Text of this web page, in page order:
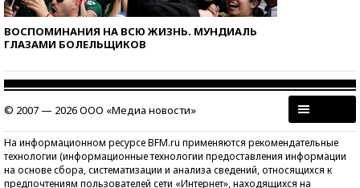
ВОСПОМИНАНИЯ НА ВСЮ ЖИЗНЬ. МУНДИАЛЬ
ГЛАЗАМИ БОЛЕЛЬЩИКОВ
© 2007 — 2026 ООО «Медиа новости»
На информационном ресурсе BFM.ru применяются рекомендательные
технологии (информационные технологии предоставления информации
на основе сбора, систематизации и анализа сведений, относящихся к
предпочтениям пользователей сети «Интернет», находящихся на